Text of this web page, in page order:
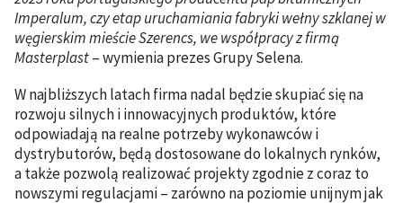
Imperalum, czy etap uruchamiania fabryki wełny szklanej w
węgierskim mieście Szerencs, we współpracy z firmą
Masterplast– wymienia prezes Grupy Selena.
W najbliższych latach firma nadal będzie skupiać się na
rozwoju silnych i innowacyjnych produktów, które
odpowiadają na realne potrzeby wykonawców i
dystrybutorów, będą dostosowane do lokalnych rynków,
a także pozwolą realizować projekty zgodnie z coraz to
nowszymi regulacjami – zarówno na poziomie unijnym jak